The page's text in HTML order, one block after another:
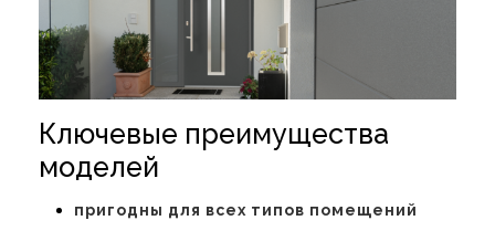
Ключевые преимущества
моделей
пригодны для всех типов помещений